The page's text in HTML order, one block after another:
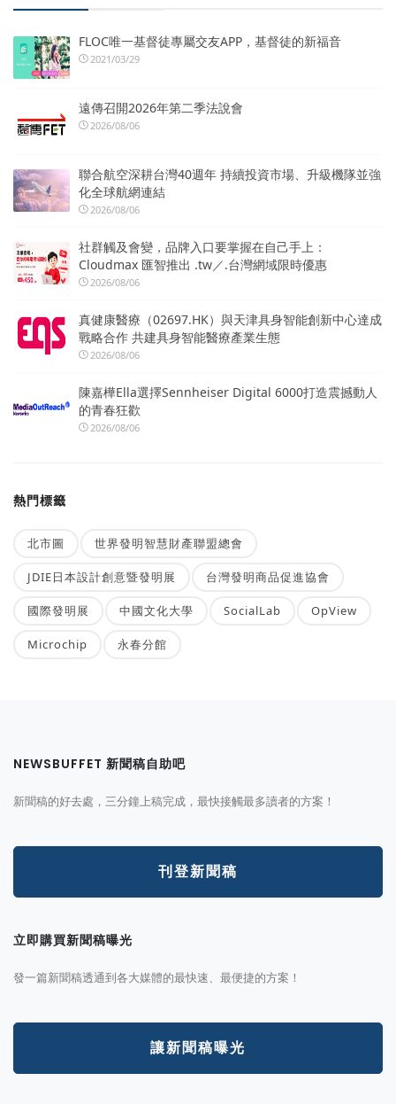
FLOC唯一基督徒專屬交友APP，基督徒的新福音
2021/03/29
遠傳召開2026年第二季法說會
2026/08/06
聯合航空深耕台灣40週年 持續投資市場、升級機隊並強
化全球航網連結
2026/08/06
社群觸及會變，品牌入口要掌握在自己手上：
Cloudmax 匯智推出 .tw／.台灣網域限時優惠
2026/08/06
真健康醫療（02697.HK）與天津具身智能創新中心達成
戰略合作 共建具身智能醫療產業生態
2026/08/06
陳嘉樺Ella選擇Sennheiser Digital 6000打造震撼動人
的青春狂歡
2026/08/06
熱門標籤
北市圖 世界發明智慧財產聯盟總會
JDIE日本設計創意暨發明展 台灣發明商品促進協會
國際發明展 中國文化大學 SocialLab OpView
Microchip 永春分館
NEWSBUFFET 新聞稿自助吧
新聞稿的好去處，三分鐘上稿完成，最快接觸最多讀者的方案！
刊登新聞稿
立即購買新聞稿曝光
發一篇新聞稿透通到各大媒體的最快速、最便捷的方案！
讓新聞稿曝光